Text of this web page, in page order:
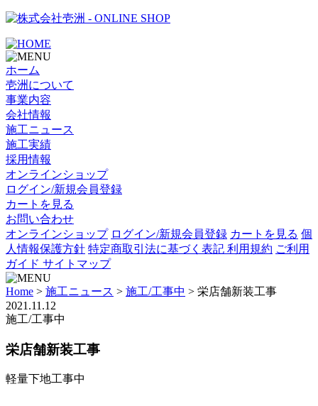
- ONLINE SHOP
ホーム
壱洲について
事業内容
会社情報
施工ニュース
施工実績
採用情報
オンラインショップ
ログイン/新規会員登録
カートを見る
お問い合わせ
オンラインショップ ログイン/新規会員登録 カートを見る 個
人情報保護方針 特定商取引法に基づく表記 利用規約 ご利用
ガイド サイトマップ
Home > 施工ニュース > 施工/工事中 > 栄店舗新装工事
2021.11.12
施工/工事中
栄店舗新装工事
軽量下地工事中